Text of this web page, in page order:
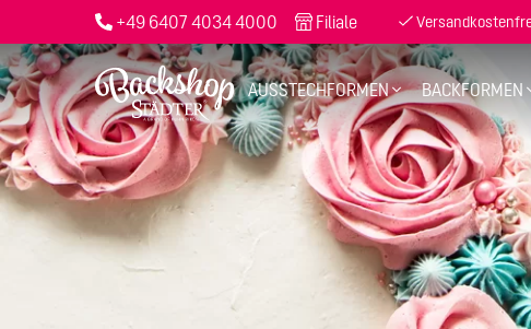
+49 6407 4034 4000 Filiale
AUSSTECHFORMEN BACKFORMEN